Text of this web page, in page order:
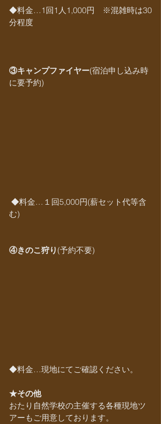
◆料金…1回1人1,000円　※混雑時は30
分程度
③キャンプファイヤー(宿泊申し込み時
に要予約)
む)
④きのこ狩り (予約不要)
◆料金…現地にてご確認ください。
★その他
おたり自然学校の主催する各種現地ツ
アーもご用意しております。